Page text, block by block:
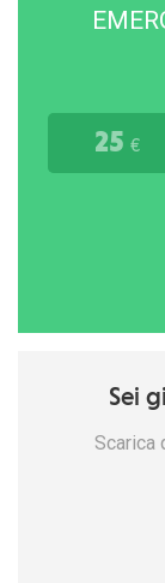
25 €
Sei
Scarica